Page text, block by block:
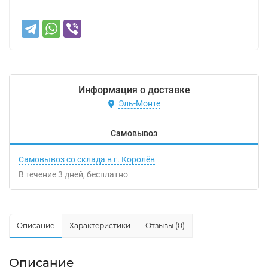
Информация о доставке
Эль-Монте
Самовывоз
Самовывоз со склада в г. Королёв
В течение3 дней Бесплатно
Описание Характеристики Отзывы (0)
Описание